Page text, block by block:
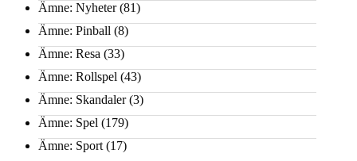
Ämne: Nyheter(81)
Ämne: Pinball (8)
Ämne: Resa (33)
Ämne: Rollspel (43)
Ämne: Skandaler(3)
Ämne: Spel (179)
Ämne: Sport (17)